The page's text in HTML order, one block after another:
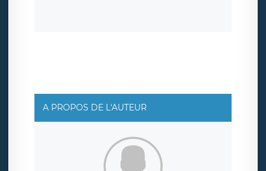
rue Léopold Sédar Senghor, joignable à l’adresse mail :
responsabledetraitement@legavox.fr. Vous avez
également le droit d’introduire une réclamation auprès
d’une autorité de contrôle.
A PROPOS DE L'AUTEUR